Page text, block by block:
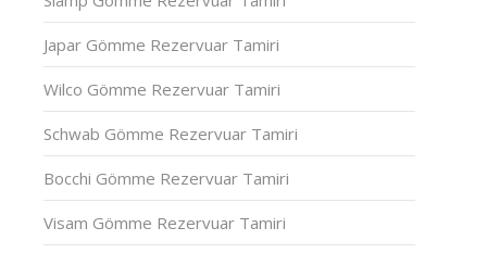
Japar Gömme Rezervuar Tamiri
Wilco Gömme Rezervuar Tamiri
Schwab Gömme Rezervuar Tamiri
Bocchi Gömme Rezervuar Tamiri
Visam Gömme Rezervuar Tamiri